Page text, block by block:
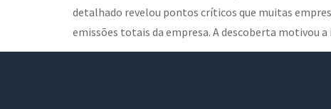
detalhado revelou pontos críticos que muitas
emissões totais da empresa. A descoberta